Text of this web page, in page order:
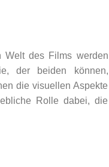
des Films werden
der beiden können,
die visuellen Aspekte
Rolle dabei, die